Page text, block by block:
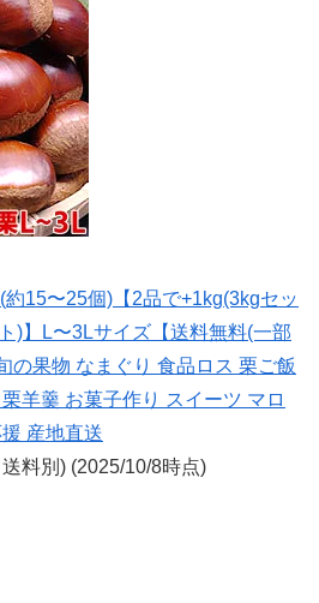
15〜25個)【2品で+1kg(3kgセッ
)】L〜3Lサイズ【送料無料(一部
の果物 なまぐり 食品ロス 栗ご飯
羊羹 お菓子作り スイーツ マロ
産地直送
料別) (2025/10/8時点)